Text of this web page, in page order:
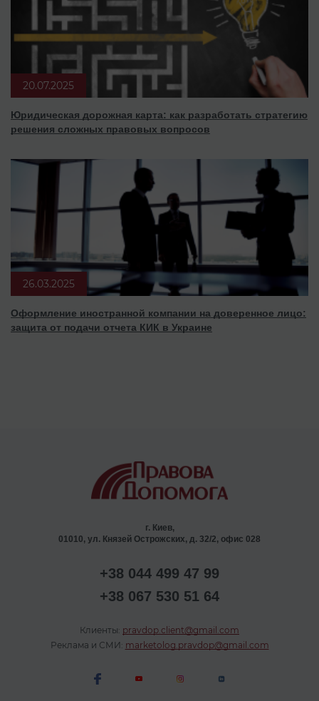
20.07.2025
Юридическая дорожная карта: как разработать стратегию
решения сложных правовых вопросов
26.03.2025
Оформление иностранной компании на доверенное лицо:
защита от подачи отчета КИК в Украине
г. Киев,
01010, ул. Князей Острожских, д. 32/2, офис 028
+38 044 499 47 99
+38 067 530 51 64
Клиенты: pravdop.client@gmail.com
Реклама и СМИ: marketolog.pravdop@gmail.com